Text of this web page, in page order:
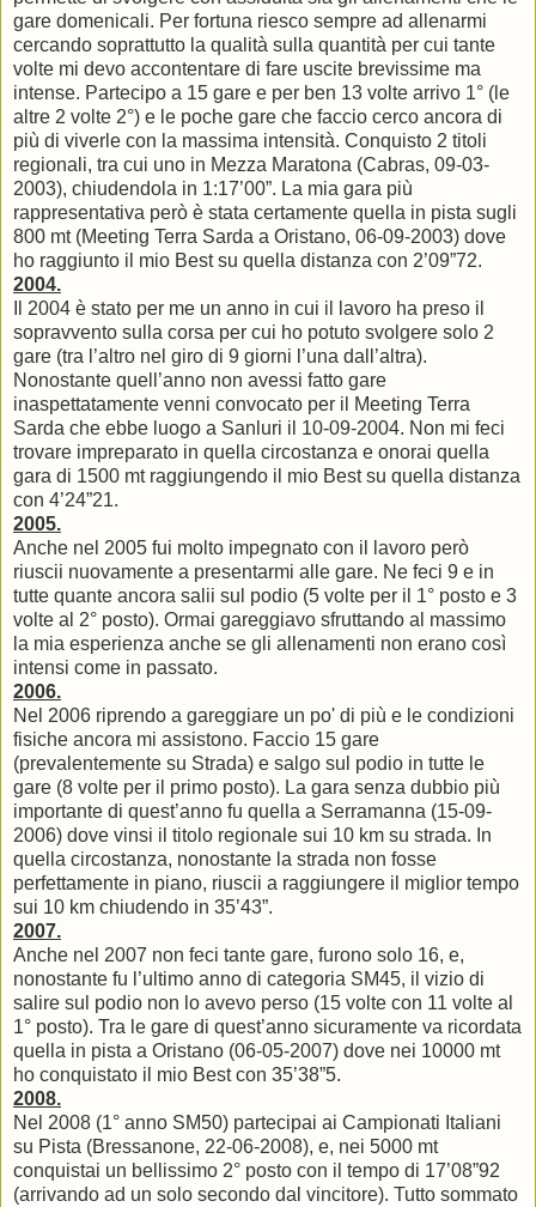
gare domenicali. Per fortuna riesco sempre ad allenarmi
cercando soprattutto la qualità sulla quantità per cui tante
volte mi devo accontentare di fare uscite brevissime ma
intense. Partecipo a 15 gare e per ben 13 volte arrivo 1° (le
altre 2 volte 2°) e le poche gare che faccio cerco ancora di
più di viverle con la massima intensità. Conquisto 2 titoli
regionali, tra cui uno in Mezza Maratona (Cabras, 09-03-
2003), chiudendola in 1:17’00”. La mia gara più
rappresentativa però è stata certamente quella in pista sugli
800 mt (Meeting Terra Sarda a Oristano, 06-09-2003) dove
ho raggiunto il mio Best su quella distanza con 2’09”72.
2004.
Il 2004 è stato per me un anno in cui il lavoro ha preso il
sopravvento sulla corsa per cui ho potuto svolgere solo 2
gare (tra l’altro nel giro di 9 giorni l’una dall’altra).
Nonostante quell’anno non avessi fatto gare
inaspettatamente venni convocato per il Meeting Terra
Sarda che ebbe luogo a Sanluri il 10-09-2004. Non mi feci
trovare impreparato in quella circostanza e onorai quella
gara di 1500 mt raggiungendo il mio Best su quella distanza
con 4’24”21.
2005.
Anche nel 2005 fui molto impegnato con il lavoro però
riuscii nuovamente a presentarmi alle gare. Ne feci 9 e in
tutte quante ancora salii sul podio (5 volte per il 1° posto e 3
volte al 2° posto). Ormai gareggiavo sfruttando al massimo
la mia esperienza anche se gli allenamenti non erano così
intensi come in passato.
2006.
Nel 2006 riprendo a gareggiare un po' di più e le condizioni
fisiche ancora mi assistono. Faccio 15 gare
(prevalentemente su Strada) e salgo sul podio in tutte le
gare (8 volte per il primo posto). La gara senza dubbio più
importante di quest’anno fu quella a Serramanna (15-09-
2006) dove vinsi il titolo regionale sui 10 km su strada. In
quella circostanza, nonostante la strada non fosse
perfettamente in piano, riuscii a raggiungere il miglior tempo
sui 10 km chiudendo in 35’43”.
2007.
Anche nel 2007 non feci tante gare, furono solo 16, e,
nonostante fu l’ultimo anno di categoria SM45, il vizio di
salire sul podio non lo avevo perso (15 volte con 11 volte al
1° posto). Tra le gare di quest’anno sicuramente va ricordata
quella in pista a Oristano (06-05-2007) dove nei 10000 mt
ho conquistato il mio Best con 35’38”5.
2008.
Nel 2008 (1° anno SM50) partecipai ai Campionati Italiani
su Pista (Bressanone, 22-06-2008), e, nei 5000 mt
conquistai un bellissimo 2° posto con il tempo di 17’08”92
(arrivando ad un solo secondo dal vincitore). Tutto sommato